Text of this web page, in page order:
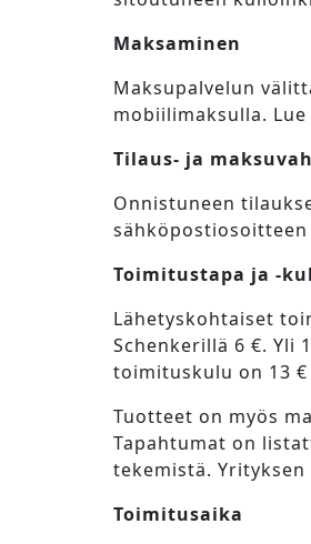
Maksaminen
Maksupalvelun
mobiilimaksulla.
Tilaus- ja
Onnistuneen
Toimitustapa ja -
Lähetyskohtaiset
Schenkerillä 6 €. Yli
toimituskulu on 13
Tuotteet on myös
Tapahtumat on
tekemistä. Yrityksen
Toimitusaika